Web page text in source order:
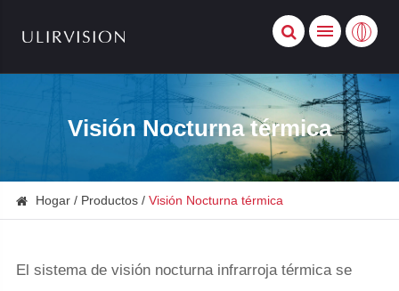
Visión Nocturna térmica
Hogar Productos Visión Nocturna térmica
El sistema de visión nocturna infrarroja térmica se